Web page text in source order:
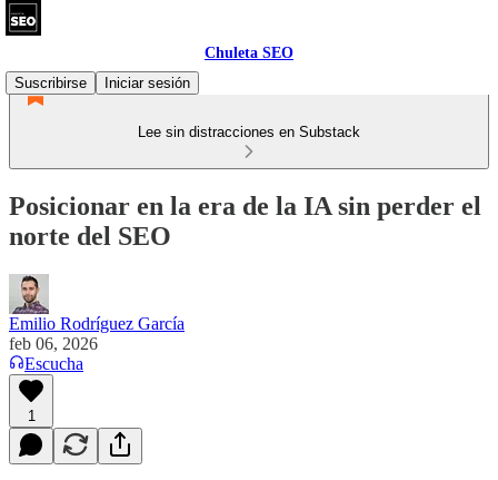
Chuleta SEO
Suscribirse
Iniciar sesión
Lee sin distracciones en Substack
Posicionar en la era de la IA sin perder el
norte del SEO
Emilio Rodríguez García
feb 06, 2026
Escucha
1